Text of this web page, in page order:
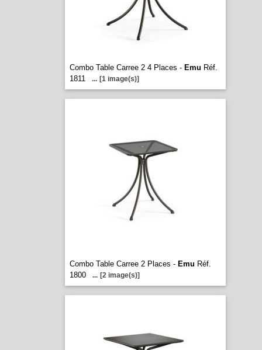
Combo Table Carree 2 4 Places - Emu Réf.
1811
... [1 image(s)]
Combo Table Carree 2 Places - Emu Réf.
1800
... [2 image(s)]